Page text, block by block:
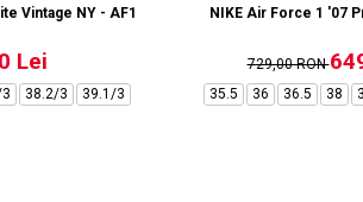
Vintage NY - AF18609-7X000541-MZ926
Lei
38.2/3
39.1/3
NIKE Air Force 1 '07
729,00 RON
35.5 36 36.5 38